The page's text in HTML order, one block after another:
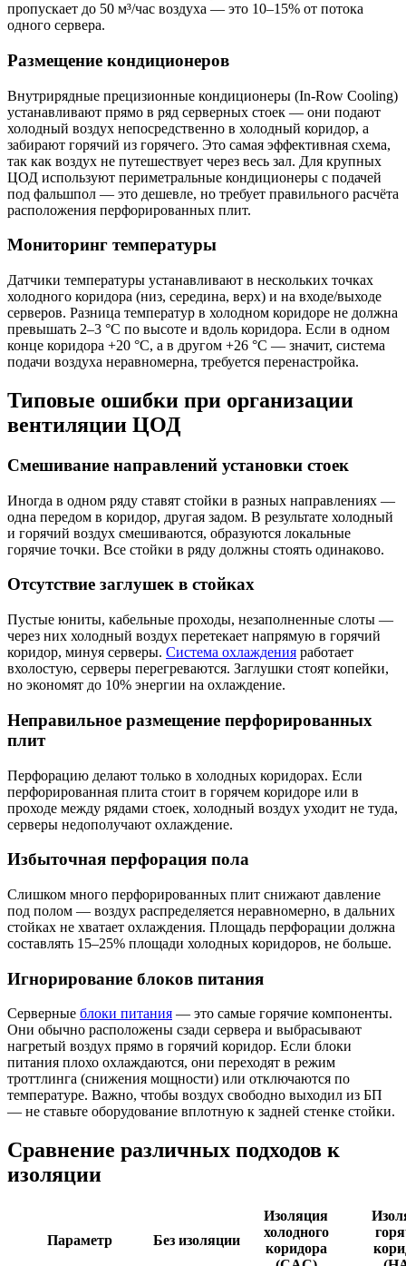
пропускает до 50 м³/час воздуха — это 10–15% от потока
одного сервера.
Размещение кондиционеров
Внутрирядные прецизионные кондиционеры (In-Row Cooling)
устанавливают прямо в ряд серверных стоек — они подают
холодный воздух непосредственно в холодный коридор, а
забирают горячий из горячего. Это самая эффективная схема,
так как воздух не путешествует через весь зал. Для крупных
ЦОД используют периметральные кондиционеры с подачей
под фальшпол — это дешевле, но требует правильного расчёта
расположения перфорированных плит.
Мониторинг температуры
Датчики температуры устанавливают в нескольких точках
холодного коридора (низ, середина, верх) и на входе/выходе
серверов. Разница температур в холодном коридоре не должна
превышать 2–3 °C по высоте и вдоль коридора. Если в одном
конце коридора +20 °C, а в другом +26 °C — значит, система
подачи воздуха неравномерна, требуется перенастройка.
Типовые ошибки при организации
вентиляции ЦОД
Смешивание направлений установки стоек
Иногда в одном ряду ставят стойки в разных направлениях —
одна передом в коридор, другая задом. В результате холодный
и горячий воздух смешиваются, образуются локальные
горячие точки. Все стойки в ряду должны стоять одинаково.
Отсутствие заглушек в стойках
Пустые юниты, кабельные проходы, незаполненные слоты —
через них холодный воздух перетекает напрямую в горячий
коридор, минуя серверы. Система охлаждения работает
вхолостую, серверы перегреваются. Заглушки стоят копейки,
но экономят до 10% энергии на охлаждение.
Неправильное размещение перфорированных
плит
Перфорацию делают только в холодных коридорах. Если
перфорированная плита стоит в горячем коридоре или в
проходе между рядами стоек, холодный воздух уходит не туда,
серверы недополучают охлаждение.
Избыточная перфорация пола
Слишком много перфорированных плит снижают давление
под полом — воздух распределяется неравномерно, в дальних
стойках не хватает охлаждения. Площадь перфорации должна
составлять 15–25% площади холодных коридоров, не больше.
Игнорирование блоков питания
Серверные блоки питания — это самые горячие компоненты.
Они обычно расположены сзади сервера и выбрасывают
нагретый воздух прямо в горячий коридор. Если блоки
питания плохо охлаждаются, они переходят в режим
троттлинга (снижения мощности) или отключаются по
температуре. Важно, чтобы воздух свободно выходил из БП
— не ставьте оборудование вплотную к задней стенке стойки.
Сравнение различных подходов к
изоляции
Параметр Без изоляции
Изоляция
холодного
коридора